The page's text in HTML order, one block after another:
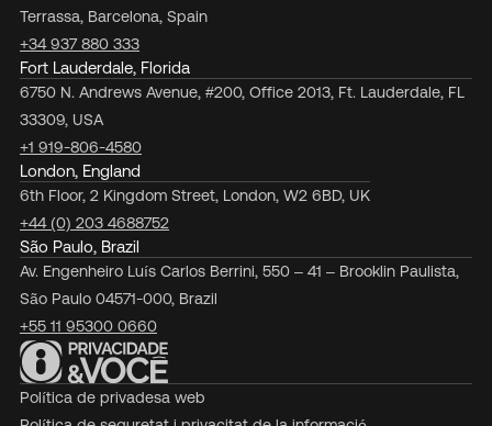
Terrassa, Barcelona, Spain
+34 937 880 333
Fort Lauderdale, Florida
6750 N. Andrews Avenue, #200, Office 2013, Ft. Lauderdale, FL
33309, USA
+1 919-806-4580
London, England
6th Floor, 2 Kingdom Street, London, W2 6BD, UK
+44 (0) 203 4688752
São Paulo, Brazil
Av. Engenheiro Luís Carlos Berrini, 550 – 41 – Brooklin Paulista,
São Paulo 04571-000, Brazil
+55 11 95300 0660
Política de privadesa web